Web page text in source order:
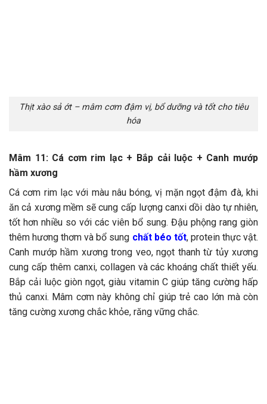
Thịt xào sả ớt – mâm cơm đậm vị, bổ dưỡng và tốt cho tiêu
hóa
Mâm 11: Cá cơm rim lạc + Bắp cải luộc + Canh mướp
hầm xương
Cá cơm rim lạc với màu nâu bóng, vị mặn ngọt đậm đà, khi
ăn cả xương mềm sẽ cung cấp lượng canxi dồi dào tự nhiên,
tốt hơn nhiều so với các viên bổ sung. Đậu phộng rang giòn
thêm hương thơm và bổ sung chất béo tốt, protein thực vật.
Canh mướp hầm xương trong veo, ngọt thanh từ tủy xương
cung cấp thêm canxi, collagen và các khoáng chất thiết yếu.
Bắp cải luộc giòn ngọt, giàu vitamin C giúp tăng cường hấp
thủ canxi. Mâm cơm này không chỉ giúp trẻ cao lớn mà còn
tăng cường xương chắc khỏe, răng vững chắc.